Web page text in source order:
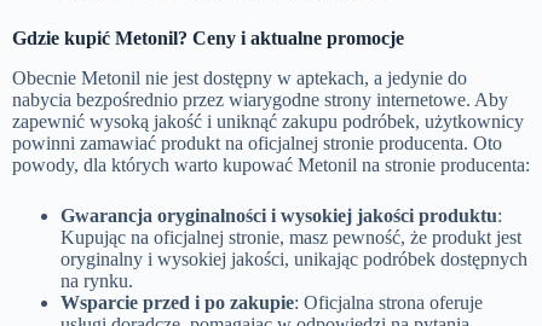
Gdzie kupić Metonil? Ceny i aktualne promocje
Obecnie Metonil nie jest dostępny w aptekach, a jedynie do
nabycia bezpośrednio przez wiarygodne strony internetowe. Aby
zapewnić wysoką jakość i uniknąć zakupu podróbek, użytkownicy
powinni zamawiać produkt na oficjalnej stronie producenta. Oto
powody, dla których warto kupować Metonil na stronie producenta:
Gwarancja oryginalności i wysokiej jakości produktu:
Kupując na oficjalnej stronie, masz pewność, że produkt jest
oryginalny i wysokiej jakości, unikając podróbek dostępnych
na rynku.
Wsparcie przed i po zakupie: Oficjalna strona oferuje